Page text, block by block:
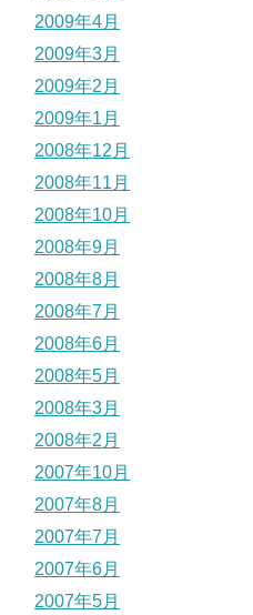
2009年4月
2009年3月
2009年2月
2009年1月
2008年12月
2008年11月
2008年10月
2008年9月
2008年8月
2008年7月
2008年6月
2008年5月
2008年3月
2008年2月
2007年10月
2007年8月
2007年7月
2007年6月
2007年5月